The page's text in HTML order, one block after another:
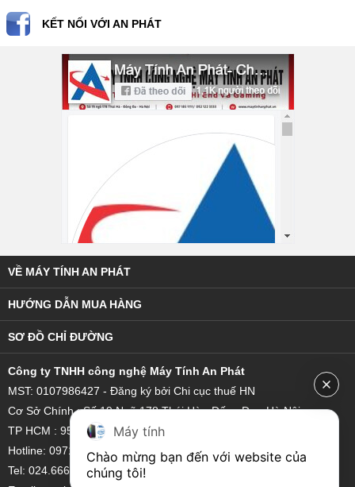
KẾT NỐI VỚI AN PHÁT
VỀ MÁY TÍNH AN PHÁT
HƯỚNG DẪN MUA HÀNG
SƠ ĐỒ CHỈ ĐƯỜNG
Công ty TNHH công nghệ Máy Tính An Phát
MST: 0107986427 - Đăng ký bởi Chi cục thuế HN
Cơ Sở Chính : Số 19 Ngõ 178 Thái Hà - Đống Đa - Hà Nội
TP HCM : 95/18 Hoàng Bật Đạt, Phường 15, Quận Tân Bình
Hotline: 0971 851 111 - 0921 22 3333
Tel: 024.6662.2909
Máy tính
Chào mừng bạn đến với website của
chúng tôi!